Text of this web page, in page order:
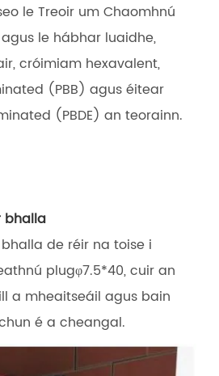
le Treoir um Chaomhnú
agus le hábhar luaidhe,
cróimiam hexavalent,
(PBB) agus éitear
(PBDE) an teorainn.
bhalla
de réir na toise i
plugφ7.5*40, cuir an
a mheaitseáil agus bain
é a cheangal.